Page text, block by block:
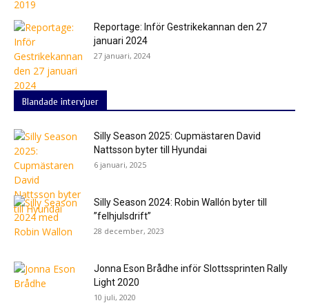
Reportage: Inför Gestrikekannan den 27
januari 2024
27 januari, 2024
Blandade intervjuer
Silly Season 2025: Cupmästaren David
Nattsson byter till Hyundai
6 januari, 2025
Silly Season 2024: Robin Wallón byter till
”felhjulsdrift”
28 december, 2023
Jonna Eson Brådhe inför Slottssprinten Rally
Light 2020
10 juli, 2020